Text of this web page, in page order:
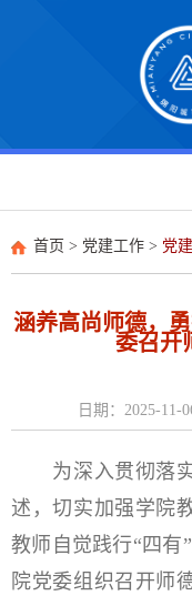
首页 > 党建工作 > 党
涵养高尚师德，
委召开
日期：2025-11-
为深入贯彻落
述，切实加强学院
教师自觉践行“四有
院党委组织召开师